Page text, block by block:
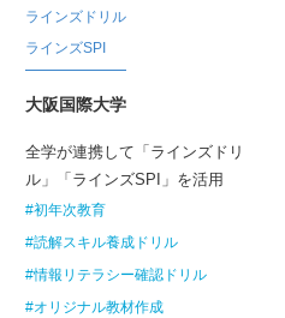
ラインズドリル
ラインズSPI
大阪国際大学
全学が連携して「ラインズドリ
ル」「ラインズSPI」を活用
#初年次教育
#読解スキル養成ドリル
#情報リテラシー確認ドリル
#オリジナル教材作成